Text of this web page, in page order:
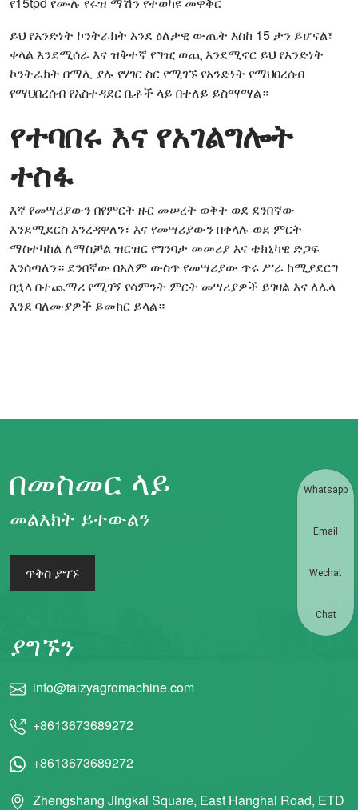
ይህ የአንድነት ኮንትራክት እንደ ዕለታዊ ውጤት እስከ 15 ታን ይሆናል፣
ቀላል እንደሚሰራ እና ዝቅተኛ የግዢ ወጪ እንደሚኖር ይህ የአንድነት
ኮንትራክት በማሊ ያሉ የሃገር ስር የሚገኙ የአንድነት የማህበረሰብ
የማህበረሰብ የአስተዳደር ቤቶች ላይ በተለይ ይስማማል።
የተባበሩ እና የአገልግሎት
ተስፋ
እኛ የመሣሪያውን በየምርት ዙር መሠረት ወቅት ወደ ደንበኛው
እንደሚደርስ እንረዳዋለን፣ እና የመሣሪያውን በቀላሉ ወደ ምርት
ማስተካከል ለማስቻል ዝርዝር የግንባታ መመሪያ እና ቴክኒካዊ ድጋፍ
እንሰጣለን። ደንበኛው በአለም ውስጥ የመሣሪያው ጥሩ ሥራ ከሚያደርግ
በኋላ በተጨማሪ የሚገኝ የሳምንት ምርት መሣሪያዎች ይገዛል እና ለሌላ
እንደ ባለሙያዎች ይመክር ይላል።
በመስመር ላይ
መልእክት ይተውልን
ጥቅስ ያግኙ
ያግኙን
info@taizyagromachine.com
+8613673689272
+8613673689272
Zhengshang Jingkai Square, East Hanghai Road, ETD
Whatsapp
Email
Wechat
Chat